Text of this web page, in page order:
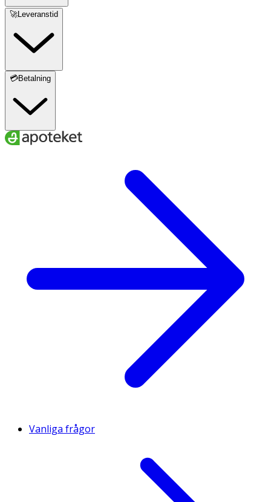
🚀Leveranstid
💳Betalning
Vanliga frågor